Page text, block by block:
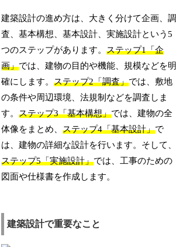
建築設計の進め方は、大きく分けて企画、調
査、基本構想、基本設計、実施設計という5
つのステップがあります。ステップ1「企
画」では、建物の目的や機能、規模などを明
確にします。ステップ2「調査」では、敷地
の条件や周辺環境、法規制などを調査しま
す。ステップ3「基本構想」では、建物の全
体像をまとめ、ステップ4「基本設計」で
は、建物の詳細な設計を行います。そして、
ステップ5「実施設計」では、工事のための
図面や仕様書を作成します。
建築設計で重要なこと